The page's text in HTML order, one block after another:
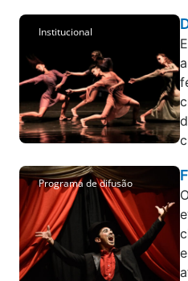
Institucional
Programa de difusão